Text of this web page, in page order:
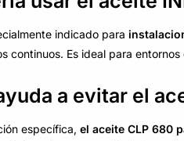
indicado para
continuos. Es ideal para
a evitar el
específica,el aceite CLP 680